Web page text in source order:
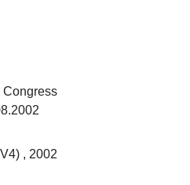
Congress
, 2002